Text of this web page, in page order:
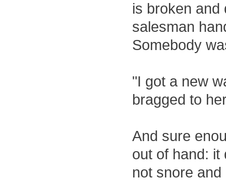
is broken and
salesman
Somebody
"I got a new
bragged to
And sure
out of hand: it
not snore